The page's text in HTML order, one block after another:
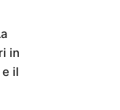
in
il